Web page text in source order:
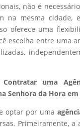
não é
na mesma cidade,
oferece uma
escolha entre uma
Contratar uma
Senhora da Hora
optar por uma
Primeiramente, a